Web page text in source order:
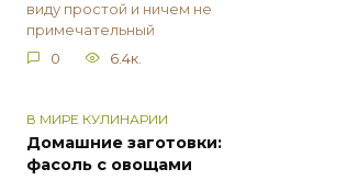
виду простой и ничем не
примечательный
0
6.4к.
В МИРЕ КУЛИНАРИИ
Домашние заготовки:
фасоль с овощами